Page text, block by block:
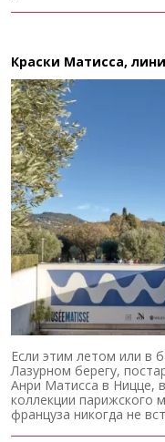
Краски Матисса,
Если этим летом или в
Лазурном берегу,
Анри Матисса в Ницце,
коллекции парижского
француза никогда не